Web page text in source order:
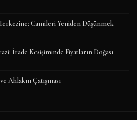
Camileri Yeniden Düşünmek
İrade Kesişiminde Fiyatların Doğası
Ahlakın Çatışması